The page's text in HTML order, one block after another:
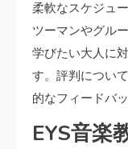
柔軟なスケジュ
ツーマンやグル
学びたい大人に
す。評判につい
的なフィードバ
EYS音楽